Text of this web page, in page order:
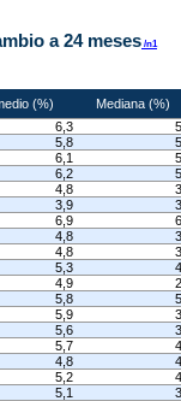
a 24 meses /n1
(%)
Mediana (%)
6,3
5,8
6,1
6,2
4,8
3,9
6,9
4,8
4,8
5,3
4,9
5,8
5,9
5,6
5,7
4,8
5,2
5,1